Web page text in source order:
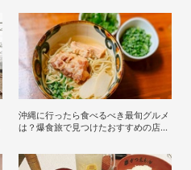
沖縄に行ったら食べるべき最旬グルメ
は？爆食旅で見つけたおすすめの店8